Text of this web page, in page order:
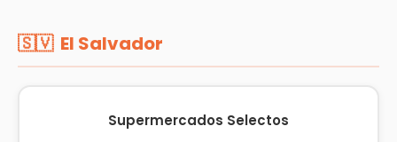
🇸🇻 El Salvador
Supermercados Selectos